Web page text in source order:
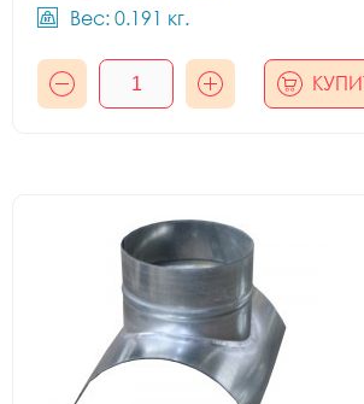
Вес: 0.191 кг.